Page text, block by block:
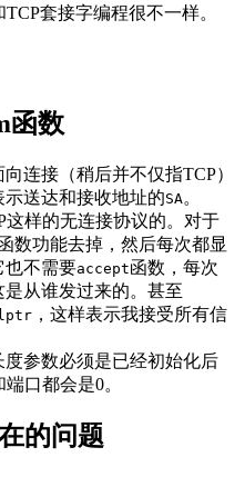
套接字编程很不一样。
函数
连接（稍后并不仅指TCP）
示送达和接收地址的SA。
样的无连接协议的。对于
数功能去掉，然后每次都显
也不需要accept函数，每次
从谁发过来的。甚至
，这样表示我接受所有信
参数必须是已经初始化后
口都会是0。
的问题